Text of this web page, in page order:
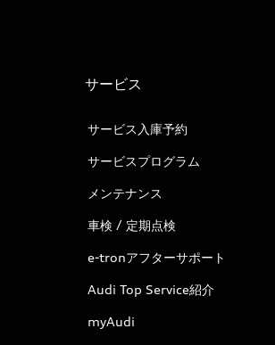
サービス
サービス入庫予約
サービスプログラム
メンテナンス
車検 / 定期点検
e-tronアフターサポート
Audi Top Service紹介
myAudi